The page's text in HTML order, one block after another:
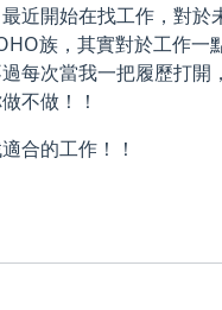
近開始在找工作，對於
族，其實對於工作一
每次當我一把履歷打開
不做！！
合的工作！！